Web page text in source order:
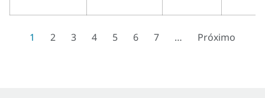
1 2 3 4 5 6 7 … Próximo